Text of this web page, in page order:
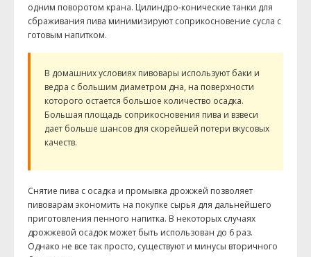
одним поворотом крана. Цилиндро-конические танки для
сбраживания пива минимизируют соприкосновение сусла с
готовым напитком.
В домашних условиях пивовары используют баки и
ведра с большим диаметром дна, на поверхности
которого остается большое количество осадка.
Большая площадь соприкосновения пива и взвеси
дает больше шансов для скорейшей потери вкусовых
качеств.
Снятие пива с осадка и промывка дрожжей позволяет
пивоварам экономить на покупке сырья для дальнейшего
приготовления пенного напитка. В некоторых случаях
дрожжевой осадок может быть использован до 6 раз.
Однако не все так просто, существуют и минусы вторичного